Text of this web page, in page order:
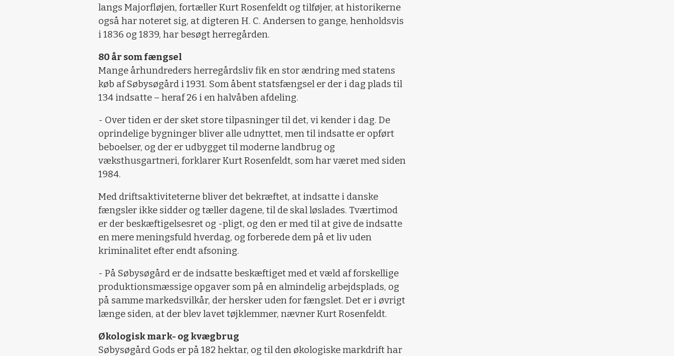
langs Majorfløjen, fortæller Kurt Rosenfeldt og tilføjer, at historikerne
også har noteret sig, at digteren H. C. Andersen to gange, henholdsvis
i 1836 og 1839, har besøgt herregården.
80 år som fængsel
Mange århundreders herregårdsliv fik en stor ændring med statens
køb af Søbysøgård i 1931. Som åbent statsfængsel er der i dag plads til
134 indsatte – heraf 26 i en halvåben afdeling.
- Over tiden er der sket store tilpasninger til det, vi kender i dag. De
oprindelige bygninger bliver alle udnyttet, men til indsatte er opført
beboelser, og der er udbygget til moderne landbrug og
væksthusgartneri, forklarer Kurt Rosenfeldt, som har været med siden
1984.
Med driftsaktiviteterne bliver det bekræftet, at indsatte i danske
fængsler ikke sidder og tæller dagene, til de skal løslades. Tværtimod
er der beskæftigelsesret og -pligt, og den er med til at give de indsatte
en mere meningsfuld hverdag, og forberede dem på et liv uden
kriminalitet efter endt afsoning.
- På Søbysøgård er de indsatte beskæftiget med et væld af forskellige
produktionsmæssige opgaver som på en almindelig arbejdsplads, og
på samme markedsvilkår, der hersker uden for fængslet. Det er i øvrigt
længe siden, at der blev lavet tøjklemmer, nævner Kurt Rosenfeldt.
Økologisk mark- og kvægbrug
Søbysøgård Gods er på 182 hektar, og til den økologiske markdrift har